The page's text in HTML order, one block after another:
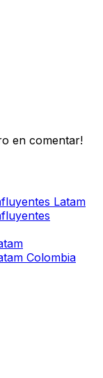
en comentar!
Latam
Colombia